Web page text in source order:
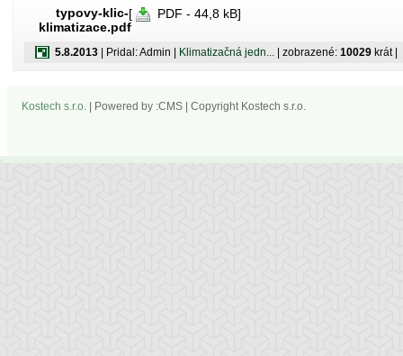
typovy-klic-
klimatizace.pdf
[ PDF - 44,8 kB]
5.8.2013 | Pridal: Admin | Klimatizačná jedn... | zobrazené: 10029 krát |
Kostech s.r.o. | Powered by :CMS | Copyright Kostech s.r.o.